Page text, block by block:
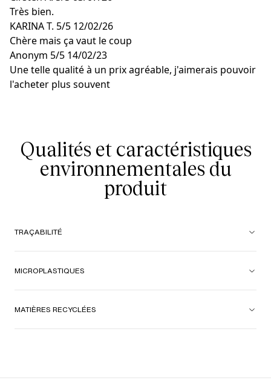
Très bien.
KARINA T. 5/5 12/02/26
Chère mais ça vaut le coup
Anonym 5/5 14/02/23
Une telle qualité à un prix agréable, j'aimerais pouvoir
l'acheter plus souvent
Qualités et caractéristiques
environnementales du
produit
TRAÇABILITÉ
MICROPLASTIQUES
MATIÈRES RECYCLÉES